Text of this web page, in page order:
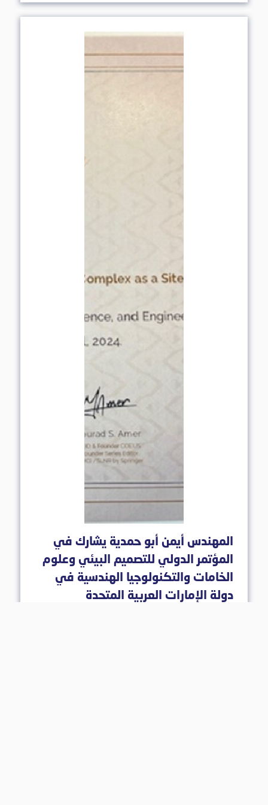
المهندس أيمن أبو حمدية يشارك في
المؤتمر الدولي للتصميم البيئي وعلوم
الخامات والتكنولوجيا الهندسية في
دولة الإمارات العربية المتحدة